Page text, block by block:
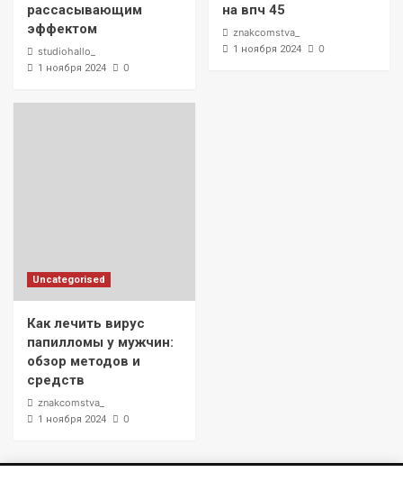
рассасывающим
эффектом
studiohallo_
1 ноября 2024 0
на впч 45
znakcomstva_
1 ноября 2024 0
Uncategorised
Как лечить вирус
папилломы у мужчин:
обзор методов и
средств
znakcomstva_
1 ноября 2024 0